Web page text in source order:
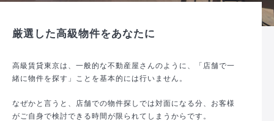
厳選した高級物件をあなたに
高級賃貸東京は、一般的な不動産屋さんのように、「店舗で一
緒に物件を探す」ことを基本的には行いません。
なぜかと言うと、店舗での物件探しでは対面になる分、お客様
がご自身で検討できる時間が限られてしまうからです。